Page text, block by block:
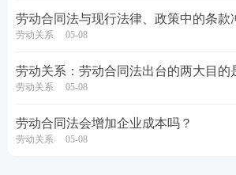
劳动合同法与现行法律、政策中的条款
劳动关系 05-08
劳动关系：劳动合同法出台的两大目的
劳动关系 05-08
劳动合同法会增加企业成本吗？
劳动关系 05-08